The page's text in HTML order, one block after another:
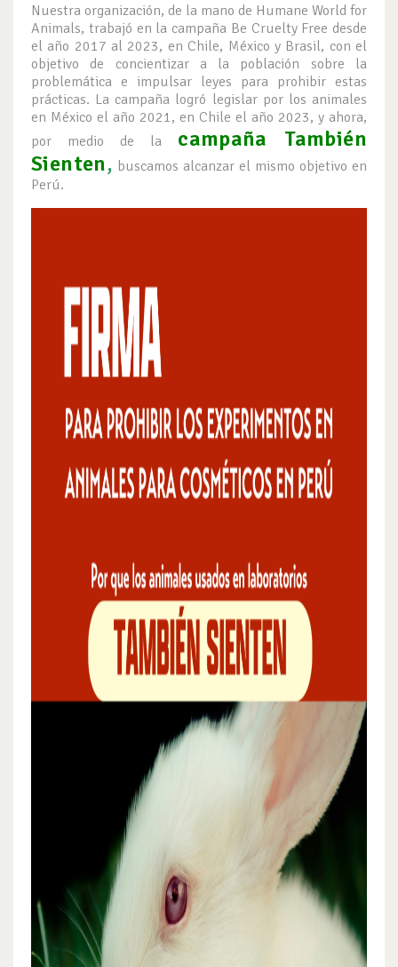
Nuestra organización, de la mano de Humane World for
Animals, trabajó en la campaña Be Cruelty Free desde
el año 2017 al 2023, en Chile, México y Brasil, con el
objetivo de concientizar a la población sobre la
problemática e impulsar leyes para prohibir estas
prácticas. La campaña logró legislar por los animales
en México el año 2021, en Chile el año 2023, y ahora,
por medio de la campaña También
Sienten, buscamos alcanzar el mismo objetivo en
Perú.